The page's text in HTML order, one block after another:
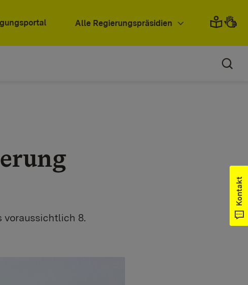
Alle Regierungspräsidien
voraussichtlich 8.
Kontakt